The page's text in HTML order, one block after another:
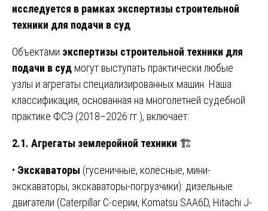
исследуется в рамках экспертизы строительной
техники для подачи в суд
Объектами экспертизы строительной техники для
подачи в суд могут выступать практически любые
узлы и агрегаты специализированных машин. Наша
классификация, основанная на многолетней судебной
практике ФСЭ (2018–2026 гг.), включает:
2.1. Агрегаты землеройной техники 🏗️
• Экскаваторы (гусеничные, колёсные, мини-
экскаваторы, экскаваторы-погрузчики): дизельные
двигатели (Caterpillar C-серии, Komatsu SAA6D, Hitachi J-